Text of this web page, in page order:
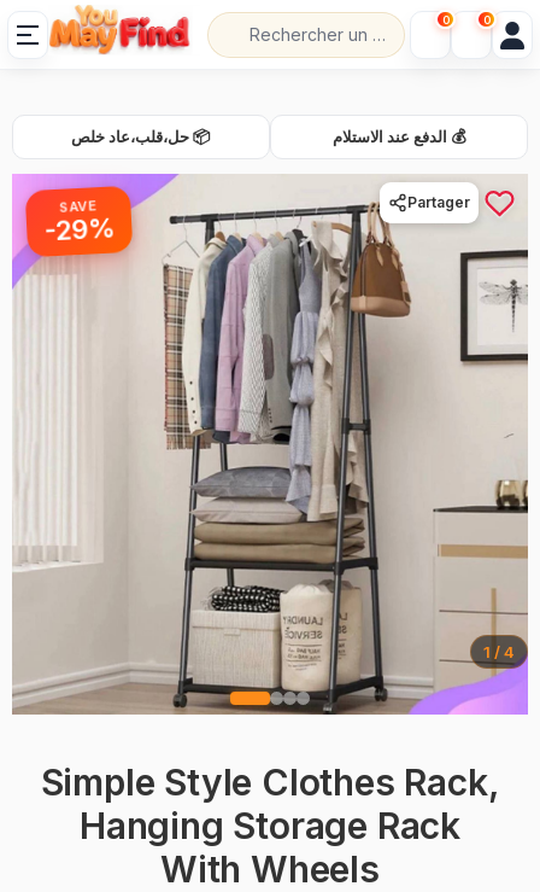
Simple Style Clothes Rack,
Hanging Storage Rack
With Wheels
📦 حل،قلب،عاد خلص 💰 الدفع عند الاستلام
SAVE
-29%
1 / 4
Partager
0 0